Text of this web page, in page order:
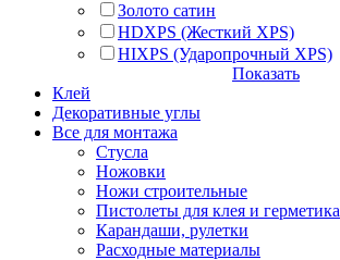
Золото сатин
HDXPS (Жесткий XPS)
HIXPS (Ударопрочный XPS)
Показать
Клей
Декоративные углы
Все для монтажа
Стусла
Ножовки
Ножи строительные
Пистолеты для клея и герметика
Карандаши, рулетки
Расходные материалы